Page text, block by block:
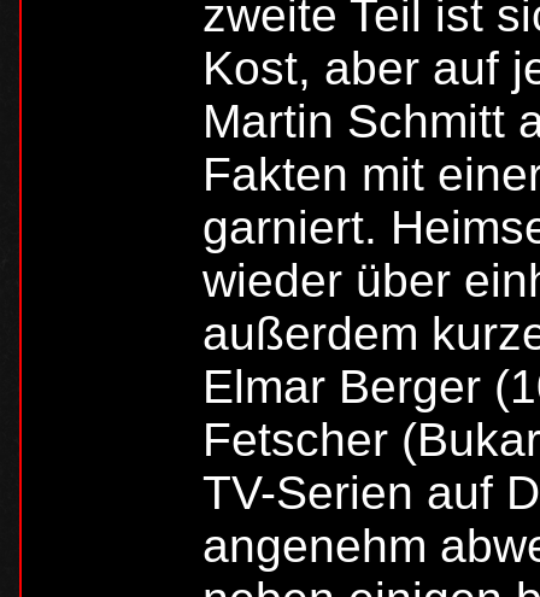
zweite Teil ist
Kost, aber auf
Martin Schmitt
Fakten mit
garniert.
wieder über
außerdem
Elmar Berger
Fetscher
TV-Serien auf
angenehm